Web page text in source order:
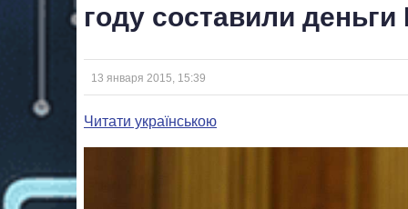
году составили
13 января 2015, 15:39
Читати українською